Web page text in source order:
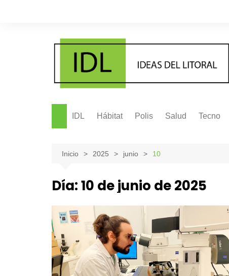
IDL Hábitat Polis Salud Tecno
Inicio 2025 junio 10
Día:10 de junio de 2025